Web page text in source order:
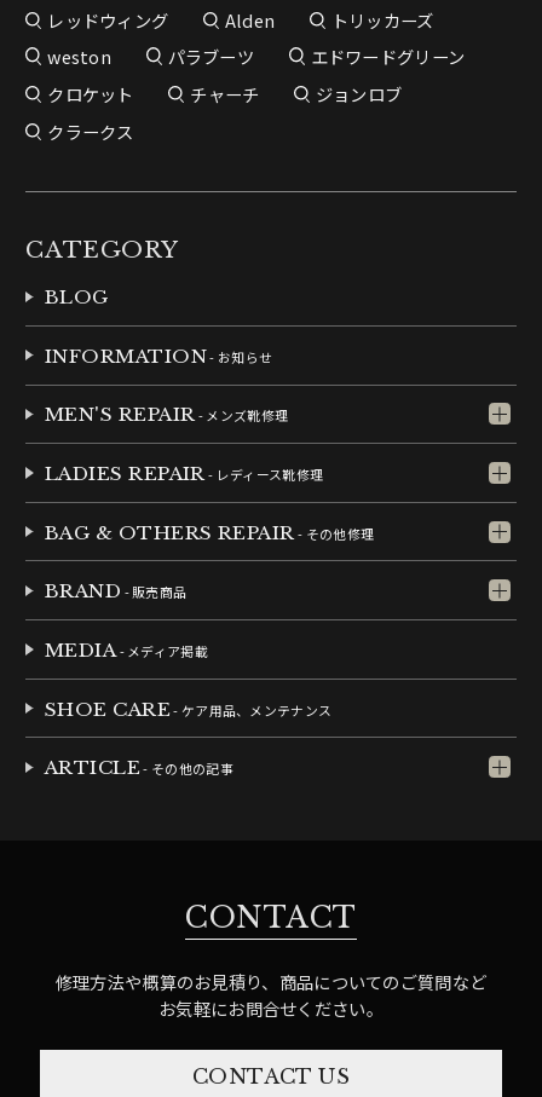
レッドウィング Alden
トリッカーズ
weston
パラブーツ
エドワードグリーン
クロケット
チャーチ
ジョンロブ
クラークス
CATEGORY
BLOG
INFORMATION- お知らせ
MEN'S REPAIR- メンズ靴修理
LADIES REPAIR- レディース靴修理
BAG & OTHERS REPAIR - その他修理
BRAND - 販売商品
MEDIA- メディア掲載
SHOE CARE- ケア用品、メンテナンス
ARTICLE- その他の記事
CONTACT
修理方法や概算のお見積り、商品についてのご質問など
お気軽にお問合せください。
CONTACT US